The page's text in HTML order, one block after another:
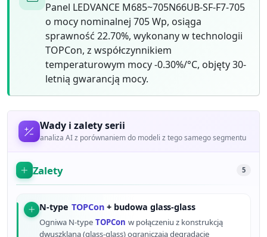
Panel LEDVANCE M685~705N66UB-SF-F7-705
o mocy nominalnej 705 Wp, osiąga
sprawność 22.70%, wykonany w technologii
TOPCon, z współczynnikiem
temperaturowym mocy -0.30%/°C, objęty 30-
letnią gwarancją mocy.
Wady i zalety serii
analiza AI z porównaniem do modeli z tego samego segmentu
Zalety 5
N-type TOPCon + budowa glass-glass
Ogniwa N-type TOPCon w połączeniu z konstrukcją
dwuszklaną (glass-glass) ograniczają degradację